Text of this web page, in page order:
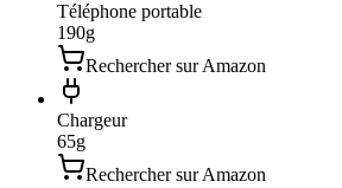
Téléphone portable
190g
Rechercher sur Amazon
Chargeur
65g
Rechercher sur Amazon